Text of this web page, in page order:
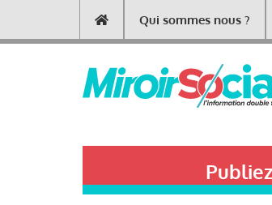
contenu
Main
navigation
Qui sommes nous ?
Publiez